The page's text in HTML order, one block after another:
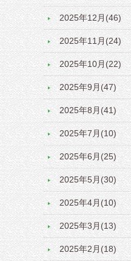
2025年12月(46)
2025年11月(24)
2025年10月(22)
2025年9月(47)
2025年8月(41)
2025年7月(10)
2025年6月(25)
2025年5月(30)
2025年4月(10)
2025年3月(13)
2025年2月(18)